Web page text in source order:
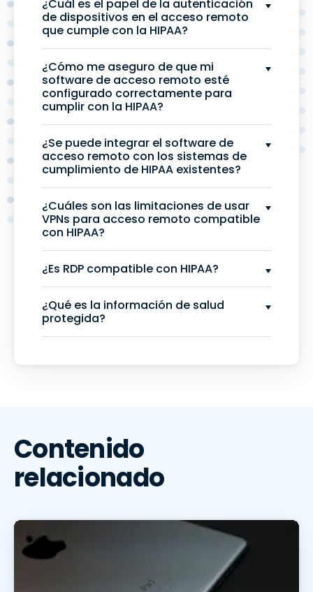
¿Cuál es el papel de la autenticación
de dispositivos en el acceso remoto
que cumple con la HIPAA?
¿Cómo me aseguro de que mi
software de acceso remoto esté
configurado correctamente para
cumplir con la HIPAA?
¿Se puede integrar el software de
acceso remoto con los sistemas de
cumplimiento de HIPAA existentes?
¿Cuáles son las limitaciones de usar
VPNs para acceso remoto compatible
con HIPAA?
¿Es RDP compatible con HIPAA?
¿Qué es la información de salud
protegida?
Contenido
relacionado